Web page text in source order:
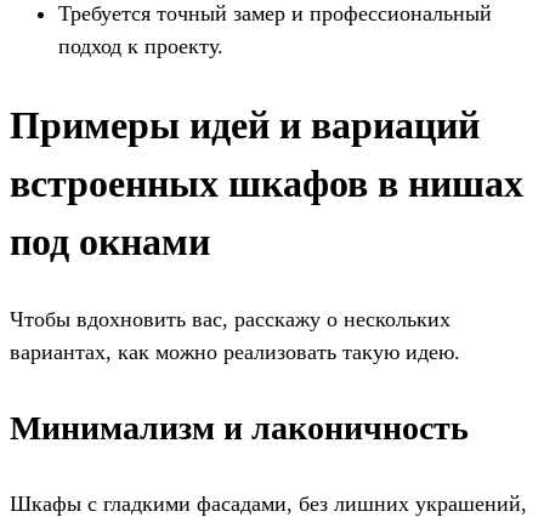
Требуется точный замер и профессиональный
подход к проекту.
Примеры идей и вариаций
встроенных шкафов в нишах
под окнами
Чтобы вдохновить вас, расскажу о нескольких
вариантах, как можно реализовать такую идею.
Минимализм и лаконичность
Шкафы с гладкими фасадами, без лишних украшений,